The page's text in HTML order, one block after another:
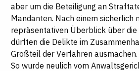
aber um die Beteiligung an
Mandanten. Nach einem sicherlich
repräsentativen Überblick über die
dürften die Delikte im
Großteil der Verfahren ausmachen.
So wurde neulich vom